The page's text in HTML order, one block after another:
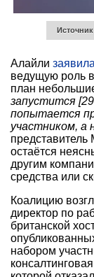
Алайли заявила
ведущую роль
план
запустится
попытается
участником, а
представитель
остаётся
другим
средства или
Коалицию
директор по
британской
набором